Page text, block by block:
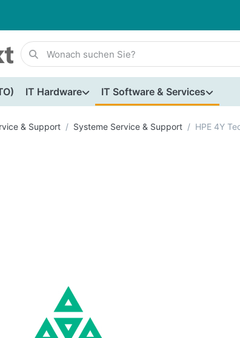
IT Hardware IT Software & Services
& Support Systeme Service & Support HPE 4Y